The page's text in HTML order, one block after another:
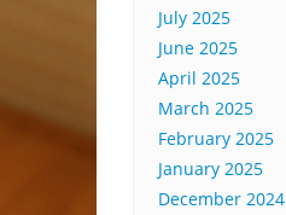
July 2025
June 2025
April 2025
March 2025
February 2025
January 2025
December 2024